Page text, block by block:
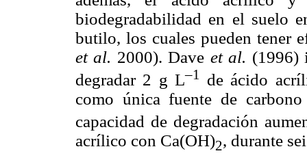
biodegradabilidad en el suelo
butilo, los cuales pueden tener
et al. 2000). Dave et al. (1996)
degradar 2 g L–1
de ácido
como única fuente de
capacidad de degradación
acrílico con Ca(OH)2, durante